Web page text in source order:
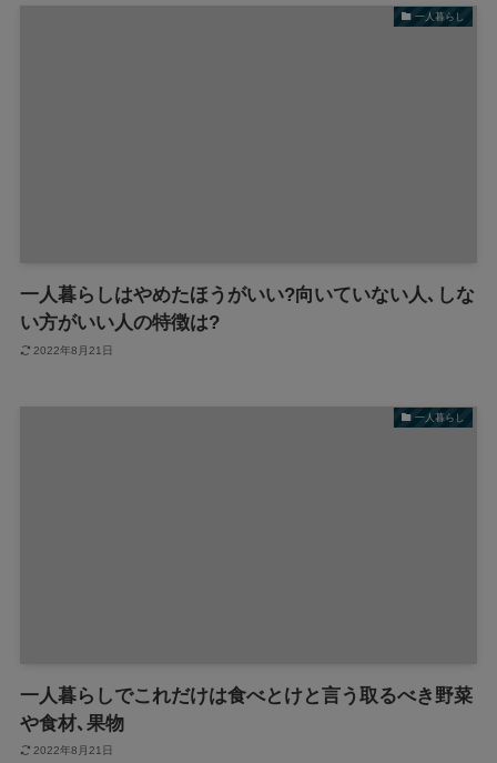
一人暮らし
一人暮らしはやめたほうがいい?向いていない人､しな
い方がいい人の特徴は?
2022年8月21日
一人暮らし
一人暮らしでこれだけは食べとけと言う取るべき野菜
や食材､果物
2022年8月21日